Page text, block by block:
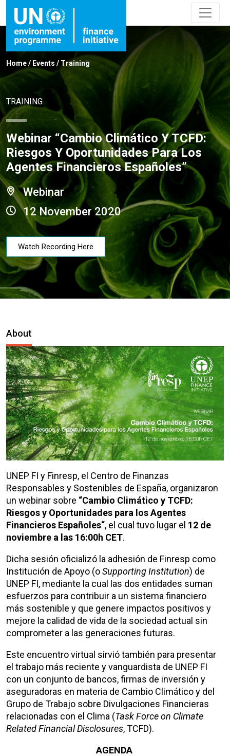
Home/ Events / Training
TRAINING
Webinar “Cambio Climático Y TCFD:
Riesgos Y Oportunidades Para Los
Agentes Financieros Españoles”
Webinar
12 November 2020
Watch Recording Here
About
UNEP FI y Finresp, el Centro de Finanzas
Responsables y Sostenibles de España, organizaron
un webinar sobre “Cambio Climático y TCFD:
Riesgos y Oportunidades para los Agentes
Financieros Españoles“, el cual tuvo lugar el 12 de
noviembre a las 16:00h CET.
Dicha sesión oficializó la adhesión de Finresp como
Institución de Apoyo (oSupporting Institution) de
UNEP FI, mediante la cual las dos entidades suman
esfuerzos para contribuir a un sistema financiero
más sostenible y que genere impactos positivos y
mejore la calidad de vida de la sociedad actual sin
comprometer a las generaciones futuras.
Este encuentro virtual sirvió también para presentar
el trabajo más reciente y vanguardista de UNEP FI
con un conjunto de bancos, firmas de inversión y
aseguradoras en materia de Cambio Climático y del
Grupo de Trabajo sobre Divulgaciones Financieras
relacionadas con el Clima (Task Force on Climate
Related Financial Disclosures, TCFD).
AGENDA